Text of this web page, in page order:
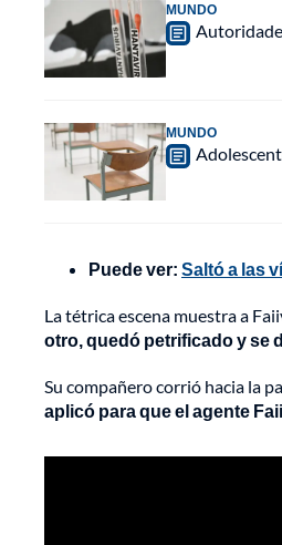
MUNDO
MUNDO
Puede ver: Saltó a las
La tétrica escena muestra a
otro, quedó petrificado y se
Su compañero corrió hacia la
aplicó para que el agente